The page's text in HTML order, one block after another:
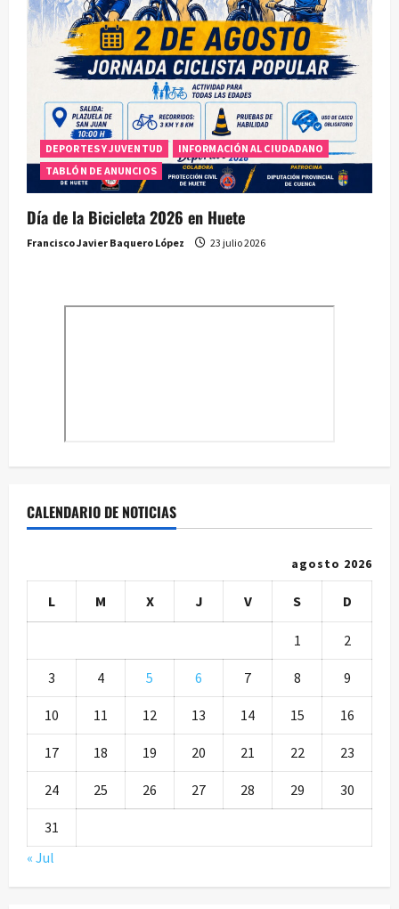
DEPORTES Y JUVENTUD
INFORMACIÓN AL CIUDADANO
TABLÓN DE ANUNCIOS
Día de la Bicicleta 2026 en Huete
Francisco Javier Baquero López 23 julio 2026
CALENDARIO DE NOTICIAS
agosto 2026
L M X J V S D
1 2
3 4 5 6 7 8 9
10 11 12 13 14 15 16
17 18 19 20 21 22 23
24 25 26 27 28 29 30
31
« Jul